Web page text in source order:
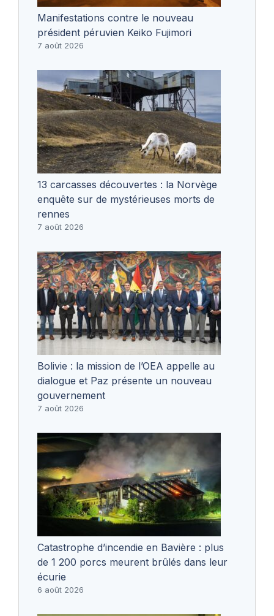
Manifestations contre le nouveau
président péruvien Keiko Fujimori
7 août 2026
13 carcasses découvertes : la Norvège
enquête sur de mystérieuses morts de
rennes
7 août 2026
Bolivie : la mission de l’OEA appelle au
dialogue et Paz présente un nouveau
gouvernement
7 août 2026
Catastrophe d’incendie en Bavière : plus
de 1 200 porcs meurent brûlés dans leur
écurie
6 août 2026